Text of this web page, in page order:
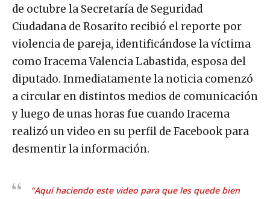
de octubre la Secretaría de Seguridad
Ciudadana de Rosarito recibió el reporte por
violencia de pareja, identificándose la víctima
como Iracema Valencia Labastida, esposa del
diputado. Inmediatamente la noticia comenzó
a circular en distintos medios de comunicación
y luego de unas horas fue cuando Iracema
realizó un video en su perfil de Facebook para
desmentir la información.
“Aquí haciendo este video para que les quede bien